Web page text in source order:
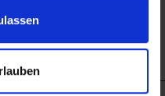
Arbeitsmarktservice